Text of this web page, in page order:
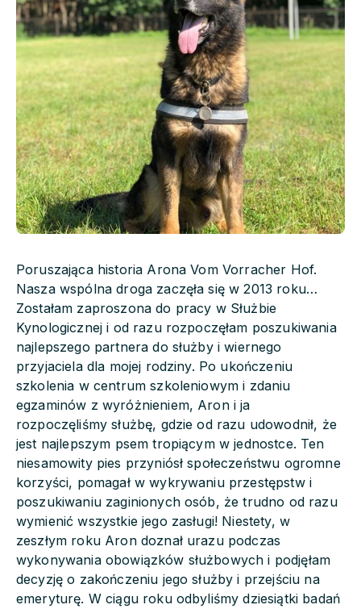
Poruszająca historia Arona Vom Vorracher Hof.
Nasza wspólna droga zaczęła się w 2013 roku…
Zostałam zaproszona do pracy w Służbie
Kynologicznej i od razu rozpoczęłam poszukiwania
najlepszego partnera do służby i wiernego
przyjaciela dla mojej rodziny. Po ukończeniu
szkolenia w centrum szkoleniowym i zdaniu
egzaminów z wyróżnieniem, Aron i ja
rozpoczęliśmy służbę, gdzie od razu udowodnił, że
jest najlepszym psem tropiącym w jednostce. Ten
niesamowity pies przyniósł społeczeństwu ogromne
korzyści, pomagał w wykrywaniu przestępstw i
poszukiwaniu zaginionych osób, że trudno od razu
wymienić wszystkie jego zasługi! Niestety, w
zeszłym roku Aron doznał urazu podczas
wykonywania obowiązków służbowych i podjęłam
decyzję o zakończeniu jego służby i przejściu na
emeryturę. W ciągu roku odbyliśmy dziesiątki badań